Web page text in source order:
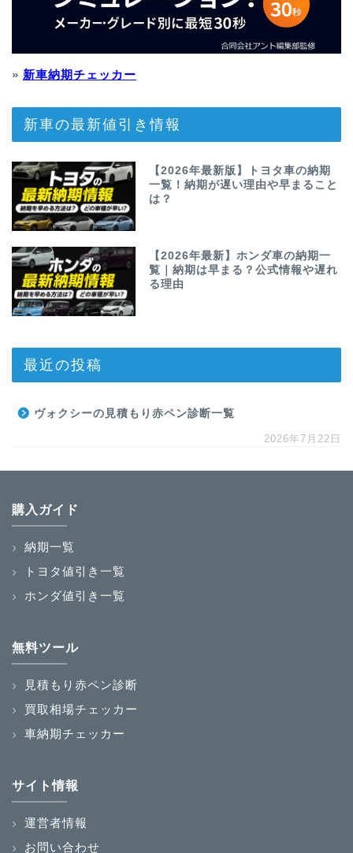
» 新車納期チェッカー
新車の最新値引き情報
【2026年最新版】トヨタ車の納期
一覧！納期が遅い理由や早まること
は？
【2026年最新】ホンダ車の納期一
覧｜納期は早まる？公式情報や遅れ
る理由
最近の投稿
ヴォクシーの見積もり赤ペン診断一覧
2026年7月22日
購入ガイド
納期一覧
トヨタ値引き一覧
ホンダ値引き一覧
無料ツール
見積もり赤ペン診断
買取相場チェッカー
車納期チェッカー
サイト情報
運営者情報
お問い合わせ